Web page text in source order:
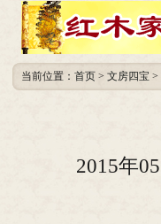
圆梦助学 爱
当前位置： 首页 > 文房四宝 >
2015年